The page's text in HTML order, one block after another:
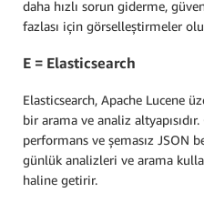
daha hızlı sorun giderme,
fazlası için görselleştirmeler
E = Elasticsearch
Elasticsearch, Apache Lucene
bir arama ve analiz
performans ve şemasız JSON
günlük analizleri ve arama
haline getirir.